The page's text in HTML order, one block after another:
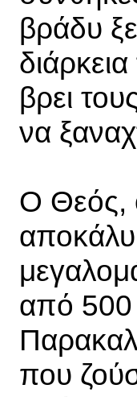
βράδυ
βρει
να
Ο Θεός,
από 500
που